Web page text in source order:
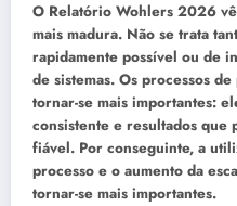
O Relatório Wohlers 2026
mais madura. Não se trata
rapidamente possível ou de
de sistemas. Os processos
tornar-se mais importantes:
consistente e resultados
fiável. Por conseguinte, a
processo e o aumento da
tornar-se mais importantes.